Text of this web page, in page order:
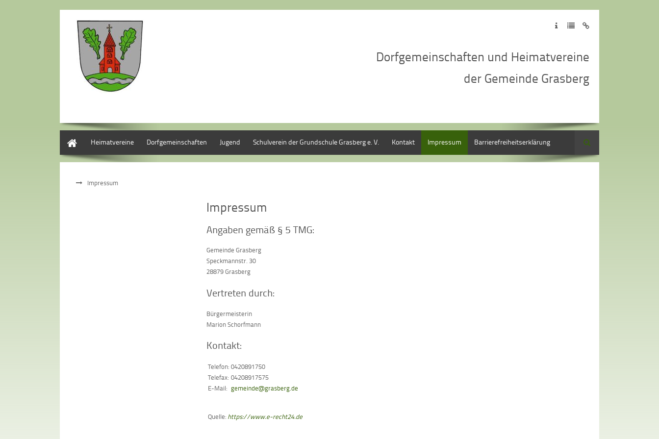
Dorfgemeinschaften und Heimatvereine
der Gemeinde Grasberg
Heimatvereine Dorfgemeinschaften Jugend Schulverein der Grundschule Grasberg e. V. Kontakt Impressum Barrierefreiheitserklärung Suche
Impressum
Impressum
Angaben gemäß § 5 TMG:
Gemeinde Grasberg
Speckmannstr. 30
28879 Grasberg
Vertreten durch:
Bürgermeisterin
Marion Schorfmann
Kontakt:
Telefon: 0420891750
Telefax: 04208917575
E-Mail: gemeinde@grasberg.de
Quelle: https://www.e-recht24.de